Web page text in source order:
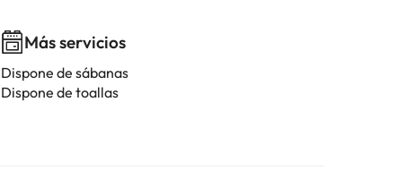
Más servicios
Dispone de sábanas
Dispone de toallas